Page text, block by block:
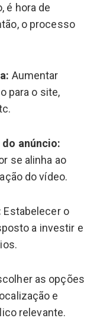
é hora de
o processo
Aumentar
para o site,
anúncio:
se alinha ao
do vídeo.
Estabelecer o
a investir e
as opções
e
relevante.